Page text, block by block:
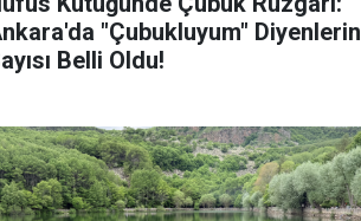
"Çubukluyum" Diyenlerin
Belli Oldu!